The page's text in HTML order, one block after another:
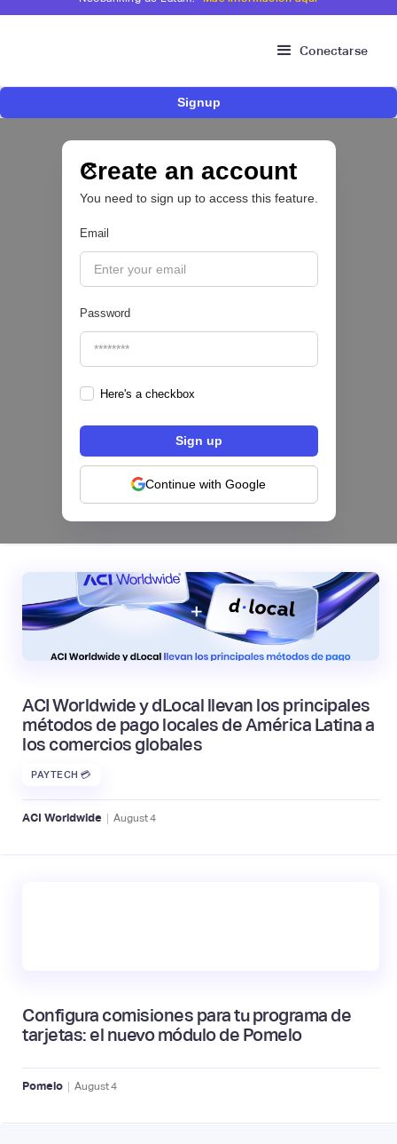
Conectarse
Signup
Create an account
You need to sign up to access this feature.
Email
Password
Here's a checkbox
Continue with Google
fraude, identidad e IA que marcarán el futuro
del sector financiero
Sofía Neira Gómez
Los bancos se están dividiendo en dos
categorías frente a la IA | Mambu
August6
ACI Worldwide y dLocal llevan los principales
métodos de pago locales de América Latina a
los comercios globales
PAYTECH 💳
ACI Worldwide | August4
Configura comisiones para tu programa de
tarjetas: el nuevo módulo de Pomelo
Pomelo | August4